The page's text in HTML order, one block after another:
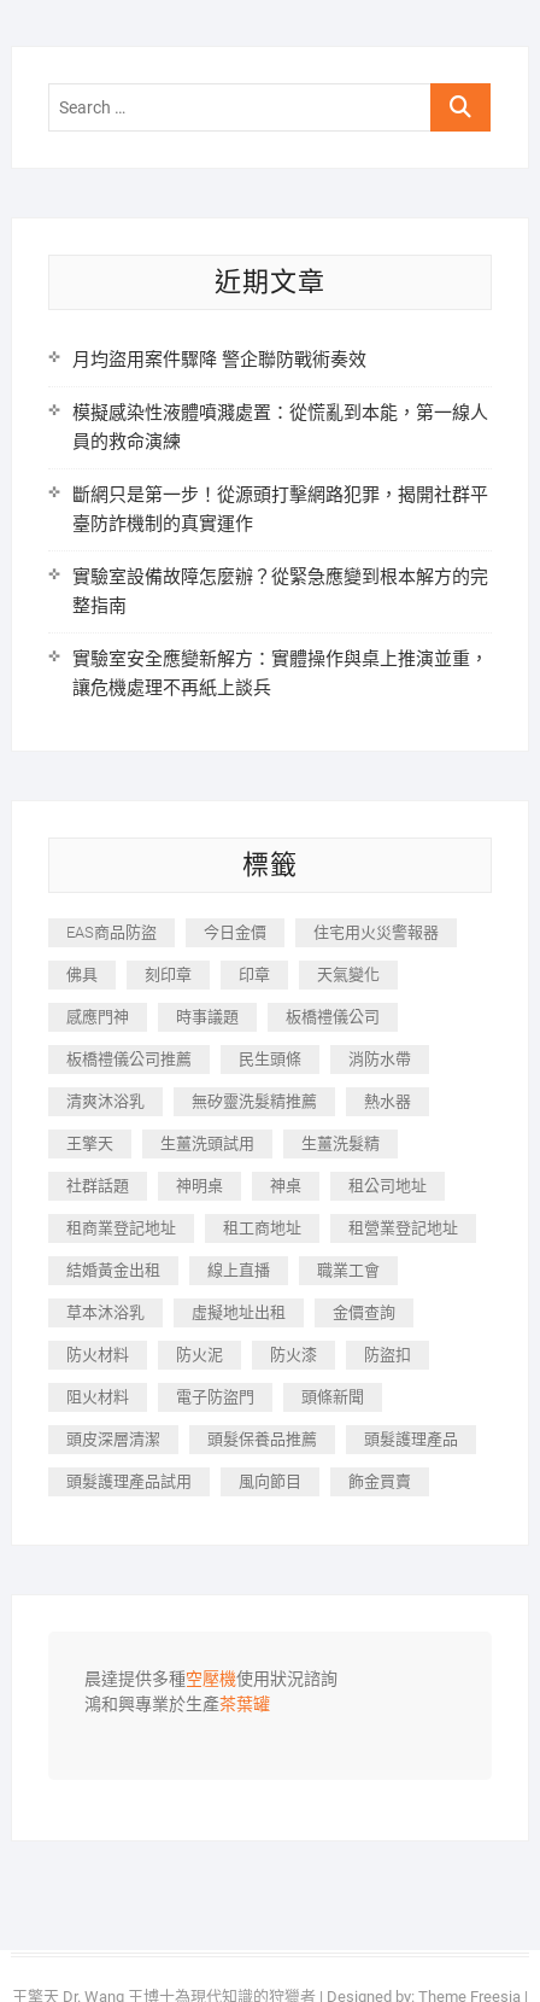
Search
近期文章
月均盜用案件驟降 警企聯防戰術奏效
模擬感染性液體噴濺處置：從慌亂到本能，第一線人
員的救命演練
斷網只是第一步！從源頭打擊網路犯罪，揭開社群平
臺防詐機制的真實運作
實驗室設備故障怎麼辦？從緊急應變到根本解方的完
整指南
實驗室安全應變新解方：實體操作與桌上推演並重，
讓危機處理不再紙上談兵
標籤
EAS商品防盜 今日金價 住宅用火災警報器
佛具 刻印章 印章 天氣變化
感應門神 時事議題 板橋禮儀公司
板橋禮儀公司推薦 民生頭條 消防水帶
清爽沐浴乳 無矽靈洗髮精推薦 熱水器
王擎天 生薑洗頭試用 生薑洗髮精
社群話題 神明桌 神桌 租公司地址
租商業登記地址 租工商地址 租營業登記地址
結婚黃金出租 線上直播 職業工會
草本沐浴乳 虛擬地址出租 金價查詢
防火材料 防火泥 防火漆 防盜扣
阻火材料 電子防盜門 頭條新聞
頭皮深層清潔 頭髮保養品推薦 頭髮護理產品
頭髮護理產品試用 風向節目 飾金買賣
晨達提供多種空壓機使用狀況諮詢
鴻和興專業於生產茶葉罐
王擎天 Dr. Wang 王博士為現代知識的狩獵者| Designed by: Theme Freesia|